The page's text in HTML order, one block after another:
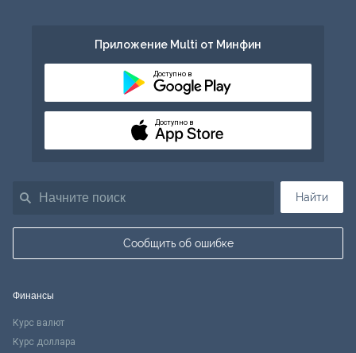
Найти
Сообщить об ошибке
Приложение Multi от Минфин
Доступно в
Доступно в
Финансы
Курс валют
Курс доллара